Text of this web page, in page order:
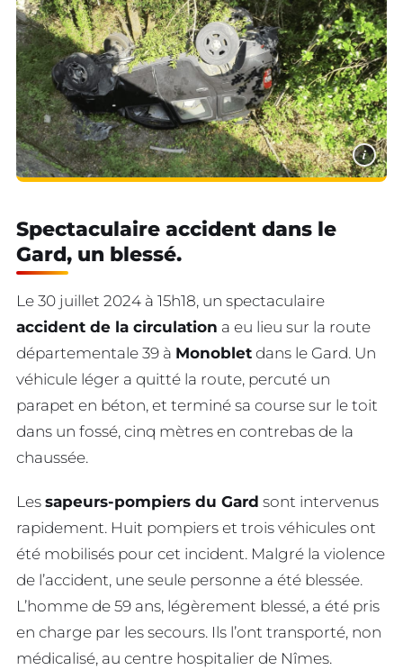
i
Spectaculaire accident dans le
Gard, un blessé.
Le 30 juillet 2024 à 15h18, un spectaculaire
accident de la circulation a eu lieu sur la route
départementale 39 à Monoblet dans le Gard. Un
véhicule léger a quitté la route, percuté un
parapet en béton, et terminé sa course sur le toit
dans un fossé, cinq mètres en contrebas de la
chaussée.
Les sapeurs-pompiers du Gard sont intervenus
rapidement. Huit pompiers et trois véhicules ont
été mobilisés pour cet incident. Malgré la violence
de l’accident, une seule personne a été blessée.
L’homme de 59 ans, légèrement blessé, a été pris
en charge par les secours. Ils l’ont transporté, non
médicalisé, au centre hospitalier de Nîmes.